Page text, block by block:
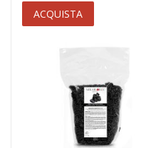
ACQUISTA